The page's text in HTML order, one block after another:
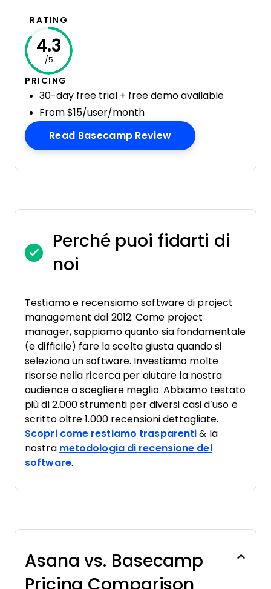
RATING
4.3
/5
PRICING
30-day free trial + free demo available
From $15/user/month
Read Basecamp ReviewOpens New
Perché puoi fidarti di
noi
Testiamo e recensiamo software di project
management dal 2012. Come project
manager, sappiamo quanto sia fondamentale
(e difficile) fare la scelta giusta quando si
seleziona un software. Investiamo molte
risorse nella ricerca per aiutare la nostra
audience a scegliere meglio. Abbiamo testato
più di 2.000 strumenti per diversi casi d’uso e
scritto oltre 1.000 recensioni dettagliate.
Scopri come restiamo trasparenti & la
nostra metodologia di recensione del
software.
Asana vs. Basecamp
Pricing Comparison